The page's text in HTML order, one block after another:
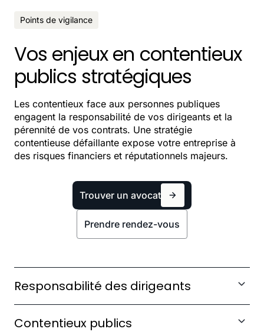
Points de vigilance
Vos enjeux en contentieux
publics stratégiques
Les contentieux face aux personnes publiques
engagent la responsabilité de vos dirigeants et la
pérennité de vos contrats. Une stratégie
contentieuse défaillante expose votre entreprise à
des risques financiers et réputationnels majeurs.
Trouver un avocat
Prendre rendez-vous
Responsabilité des dirigeants
mises en cause personnelles dans les
Contentieux publics